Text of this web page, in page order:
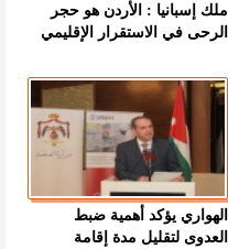
ملك إسبانيا : الأردن هو حجر
الرحى في الاستقرار الإقليمي
الهواري يؤكد أهمية ضبط
العدوى لتقليل مدة إقامة